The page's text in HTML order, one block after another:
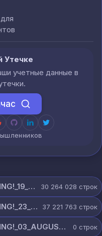
Утечке
учетные данные в
@UP_DAISYCLOUD_CHAMPIONING!_19_JULY_5790_ON_CHANNEL.rar 30 264 028 строк
@UP_DAISYCLOUD_CHAMPIONING!_23_JULY_5300_ON_CHANNEL.rar 37 221 763 строк
@UP_DAISYCLOUD_CHAMPIONING!_03_AUGUST_7865_ON_CHANNEL.rar 0 строк